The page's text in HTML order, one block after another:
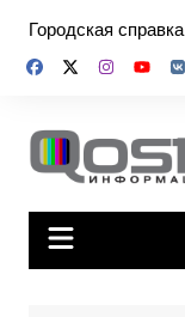
содержимому
Городская справка